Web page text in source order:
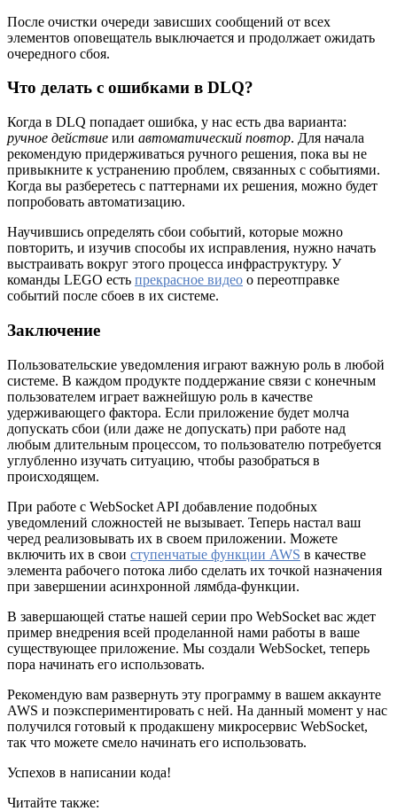
После очистки очереди зависших сообщений от всех
элементов оповещатель выключается и продолжает ожидать
очередного сбоя.
Что делать с ошибками в DLQ?
Когда в DLQ попадает ошибка, у нас есть два варианта:
ручное действие или автоматический повтор. Для начала
рекомендую придерживаться ручного решения, пока вы не
привыкните к устранению проблем, связанных с событиями.
Когда вы разберетесь с паттернами их решения, можно будет
попробовать автоматизацию.
Научившись определять сбои событий, которые можно
повторить, и изучив способы их исправления, нужно начать
выстраивать вокруг этого процесса инфраструктуру. У
команды LEGO есть прекрасное видео о переотправке
событий после сбоев в их системе.
Заключение
Пользовательские уведомления играют важную роль в любой
системе. В каждом продукте поддержание связи с конечным
пользователем играет важнейшую роль в качестве
удерживающего фактора. Если приложение будет молча
допускать сбои (или даже не допускать) при работе над
любым длительным процессом, то пользователю потребуется
углубленно изучать ситуацию, чтобы разобраться в
происходящем.
При работе с WebSocket API добавление подобных
уведомлений сложностей не вызывает. Теперь настал ваш
черед реализовывать их в своем приложении. Можете
включить их в свои ступенчатые функции AWS в качестве
элемента рабочего потока либо сделать их точкой назначения
при завершении асинхронной лямбда-функции.
В завершающей статье нашей серии про WebSocket вас ждет
пример внедрения всей проделанной нами работы в ваше
существующее приложение. Мы создали WebSocket, теперь
пора начинать его использовать.
Рекомендую вам развернуть эту программу в вашем аккаунте
AWS и поэкспериментировать с ней. На данный момент у нас
получился готовый к продакшену микросервис WebSocket,
так что можете смело начинать его использовать.
Успехов в написании кода!
Читайте также: